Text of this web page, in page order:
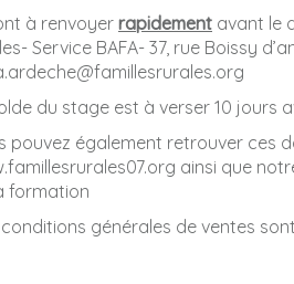
à renvoyer rapidement avant le
Service BAFA- 37, rue Boissy
du stage est à verser 10 jours
pouvez également retrouver ces
ainsi que
formation
générales de ventes